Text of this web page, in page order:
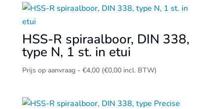
HSS-R spiraalboor, DIN 338,
type N, 1 st. in etui
Prijs op aanvraag - €4,00Prijsklasse:
aanvraag
(€0,00incl. BTW)